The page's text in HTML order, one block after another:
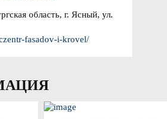
область, г. Ясный, ул.
fasadov-i-krovel/